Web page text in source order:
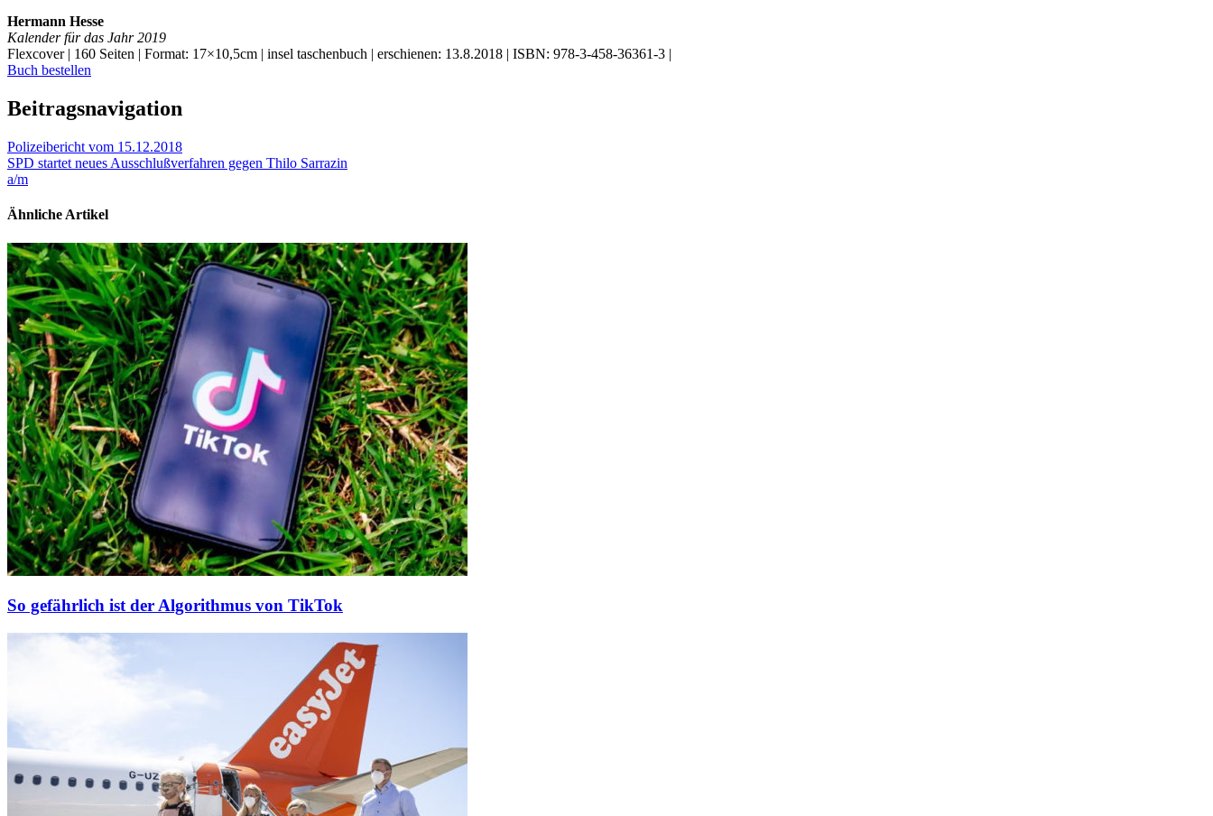
Hermann Hesse
Kalender für das Jahr 2019
Flexcover | 160 Seiten | Format: 17×10,5cm | insel taschenbuch | erschienen: 13.8.2018 | ISBN: 978-3-458-36361-3 |
Buch bestellen
Beitragsnavigation
Polizeibericht vom 15.12.2018
SPD startet neues Ausschlußverfahren gegen Thilo Sarrazin
a/m
Ähnliche Artikel
So gefährlich ist der Algorithmus von TikTok